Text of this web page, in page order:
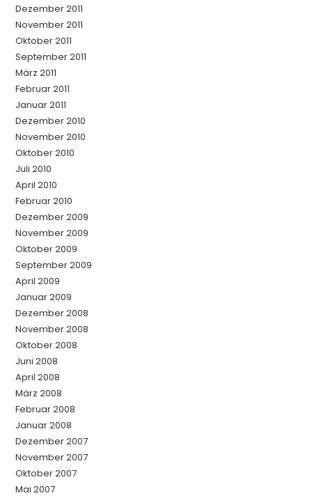
Dezember 2011
November 2011
Oktober 2011
September 2011
März 2011
Februar 2011
Januar 2011
Dezember 2010
November 2010
Oktober 2010
Juli 2010
April 2010
Februar 2010
Dezember 2009
November 2009
Oktober 2009
September 2009
April 2009
Januar 2009
Dezember 2008
November 2008
Oktober 2008
Juni 2008
April 2008
März 2008
Februar 2008
Januar 2008
Dezember 2007
November 2007
Oktober 2007
Mai 2007